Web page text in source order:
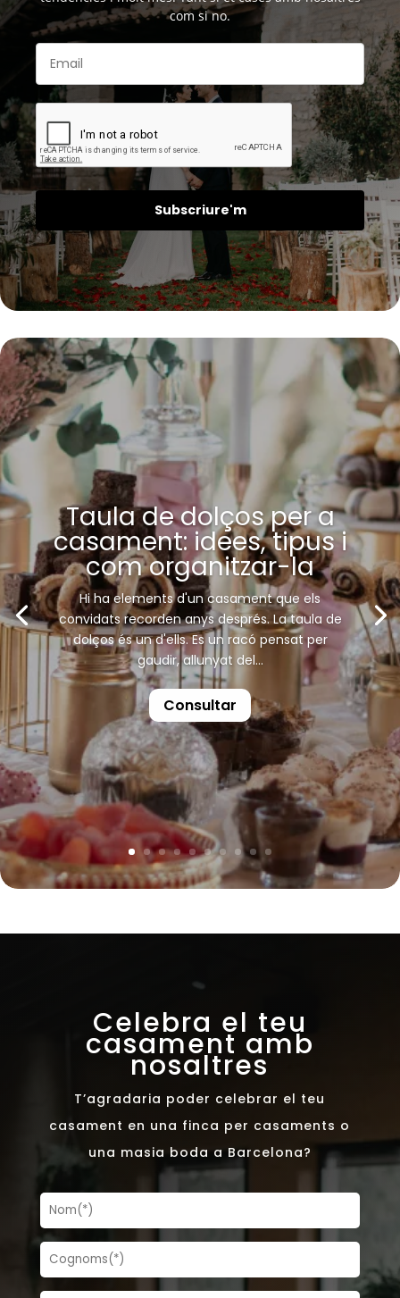
com si no.
Subscriure'm
Taula de dolços per a
casament: idees, tipus i
com organitzar-la
Hi ha elements d'un casament que els
convidats recorden anys després. La taula de
dolços és un d'ells. Es un racó pensat per
gaudir, allunyat del...
Consultar
Celebra el teu
casament amb
nosaltres
T’agradaria poder celebrar el teu
casament en una finca per casaments o
una masia boda a Barcelona?